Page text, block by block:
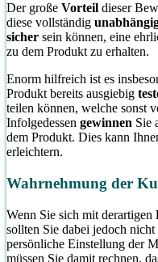
Der große Vorteil dieser
diese vollständig
sicher sein können, eine
zu dem Produkt zu erhalten.
Enorm hilfreich ist es
Produkt bereits ausgiebig
teilen können, welche sonst
Infolgedessen gewinnen Sie
dem Produkt. Dies kann
erleichtern.
Wahrnehmung der
Wenn Sie sich mit derartigen
sollten Sie dabei jedoch nicht
persönliche Einstellung der
müssen Sie damit rechnen,